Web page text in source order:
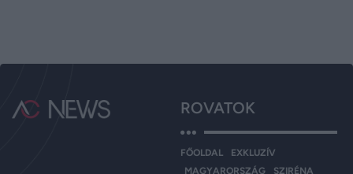
ROVATOK
FŐOLDAL
EXKLUZÍV
MAGYARORSZÁG
SZIRÉNA